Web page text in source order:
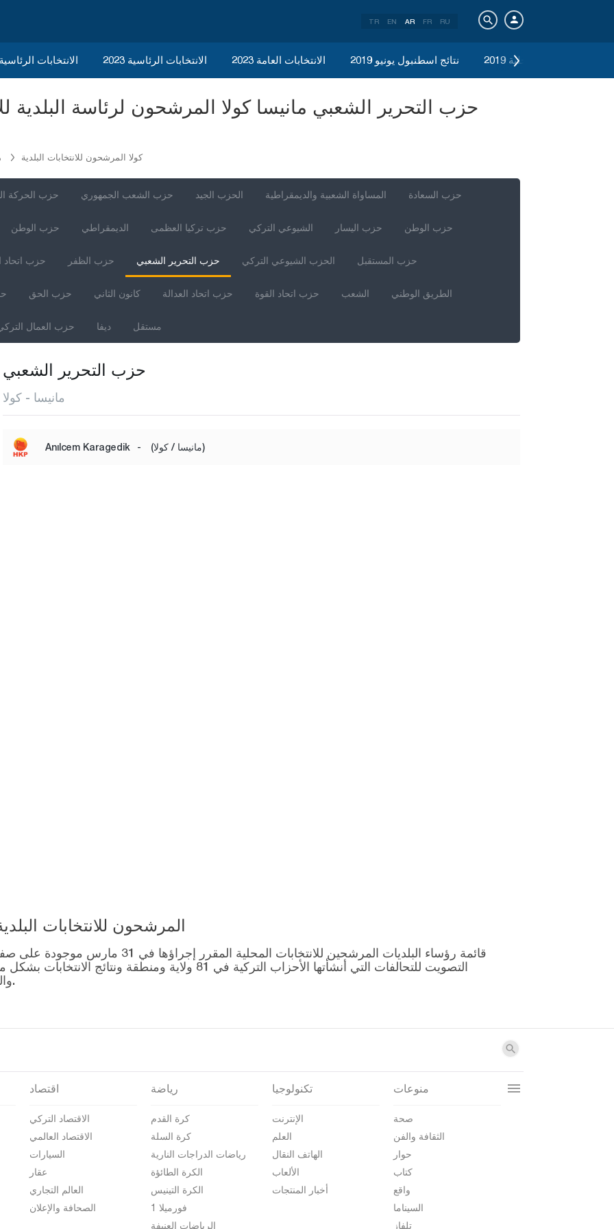
TR EN AR FR RU
2023 الانتخابات الانتخابات الرئاسية 2023 الانتخابات العامة 2023 نتائج اسطنبول يونيو 2019 الانتخابات المحلية 2019
كولا المرشحون للانتخابات البلدية
حزب الحركة حزب الشعب الجمهوري الحزب الجيد المساواة الشعبية والديمقراطية حزب السعادة
حزب الوطن الديمقراطي حزب تركيا العظمى الشيوعي التركي حزب اليسار حزب الوطن
حزب اتحاد حزب الظفر حزب التحرير الشعبي الحزب الشيوعي التركي حزب المستقبل
حزب الحق كانون الثاني حزب اتحاد العدالة حزب اتحاد القوة الشعب الطريق الوطني
حزب العمال ديفا مستقل
حزب التحرير الشعبي
مانيسا - كولا
Anılcem Karagedik - (مانيسا / كولا)
المرشحون للانتخابات البلدية المحلية –
قائمة رؤساء البلديات المرشحين للانتخابات
التصويت للتحالفات التي أنشأتها الأحزاب التركية في 81
والمرشحين على صفحة نتائج الانتخابات 2024.
اقتصاد
الاقتصاد التركي
الاقتصاد العالمي
السيارات
عقار
العالم التجاري
الصحافة والإعلان
رياضة
كرة القدم
كرة السلة
رياضات الدراجات النارية
الكرة الطائؤة
الكرة التينيس
فورميلا 1
الرياضات العنيفة
تكنولوجيا
الإنترنت
العلم
الهاتف النقال
الألعاب
أخبار المنتجات
منوعات
صحة
الثقافة والفن
حوار
كتاب
واقع
السيناما
تلفاز